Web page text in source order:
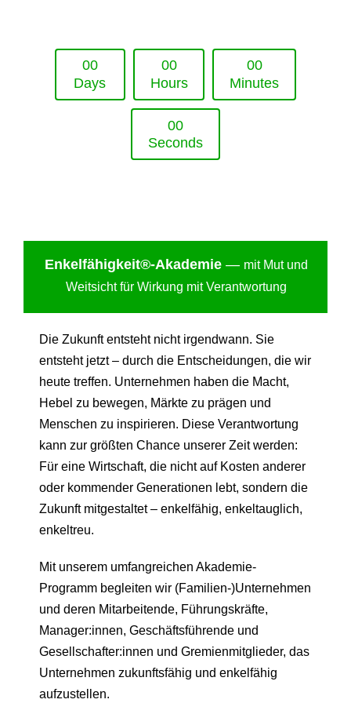
00
Days
00
Hours
00
Minutes
00
Seconds
Enkelfähigkeit®-Akademie — mit Mut und
Weitsicht für Wirkung mit Verantwortung
Die Zukunft entsteht nicht irgendwann. Sie
entsteht jetzt – durch die Entscheidungen, die wir
heute treffen. Unternehmen haben die Macht,
Hebel zu bewegen, Märkte zu prägen und
Menschen zu inspirieren. Diese Verantwortung
kann zur größten Chance unserer Zeit werden:
Für eine Wirtschaft, die nicht auf Kosten anderer
oder kommender Generationen lebt, sondern die
Zukunft mitgestaltet – enkelfähig, enkeltauglich,
enkeltreu.
Mit unserem umfangreichen Akademie-
Programm begleiten wir (Familien-)Unternehmen
und deren Mitarbeitende, Führungskräfte,
Manager:innen, Geschäftsführende und
Gesellschafter:innen und Gremienmitglieder, das
Unternehmen zukunftsfähig und enkelfähig
aufzustellen.